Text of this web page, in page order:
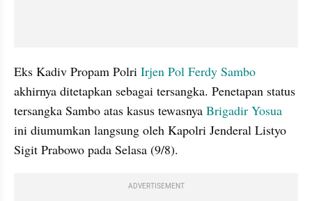
Eks Kadiv Propam Polri Irjen Pol Ferdy Sambo
akhirnya ditetapkan sebagai tersangka. Penetapan status
tersangka Sambo atas kasus tewasnya
ini diumumkan langsung oleh Kapolri Jenderal Listyo
Sigit Prabowo pada Selasa (9/8).
ADVERTISEMENT